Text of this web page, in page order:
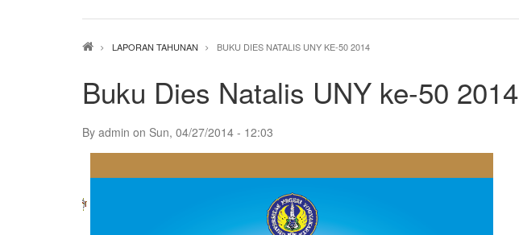
Breadcrumb
LAPORAN TAHUNAN BUKU DIES NATALIS UNY KE-50 2014
Buku Dies Natalis UNY ke-50 2014
By admin on Sun, 04/27/2014 - 12:03